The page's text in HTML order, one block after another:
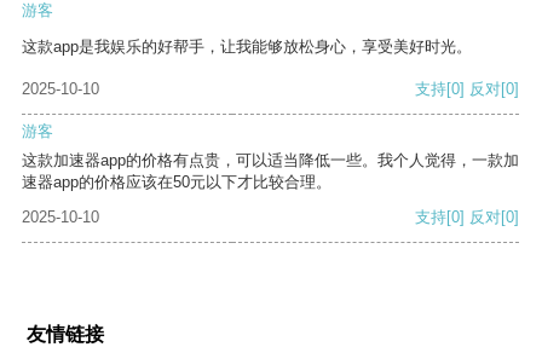
游客
这款app是我娱乐的好帮手，让我能够放松身心，享受美好时光。
2025-10-10 支持[0] 反对[0]
游客
这款加速器app的价格有点贵，可以适当降低一些。我个人觉得，一款加
速器app的价格应该在50元以下才比较合理。
2025-10-10
支持[0] 反对[0]
友情链接